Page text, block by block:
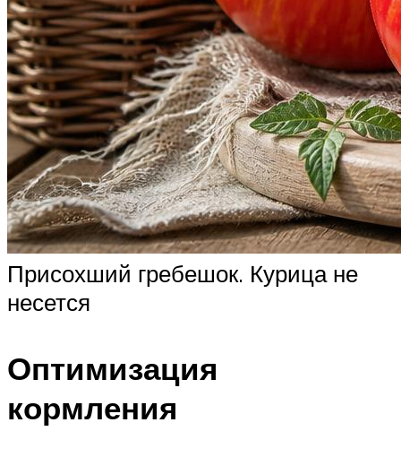
Присохший гребешок. Курица не
несется
Оптимизация
кормления